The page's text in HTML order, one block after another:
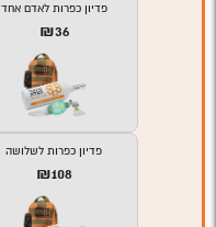
₪36
פדיון כפרות לאדם אחד
₪108
פדיון כפרות לשלושה